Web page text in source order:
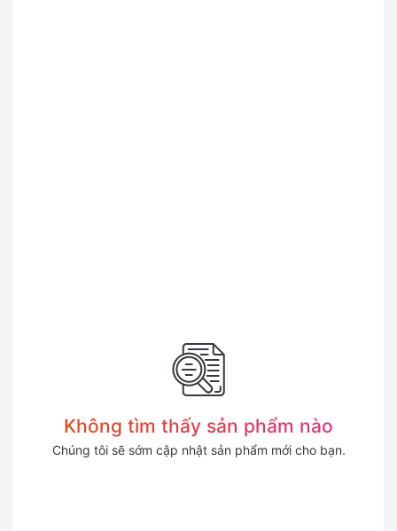
Không tìm thấy sản phẩm nào
Chúng tôi sẽ sớm cập nhật sản phẩm mới cho bạn.